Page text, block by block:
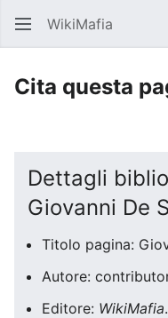
WikiMafia
Cita questa
Dettagli
Giovanni De
Titolo pagina:
Autore:
Editore: WikiMafia.